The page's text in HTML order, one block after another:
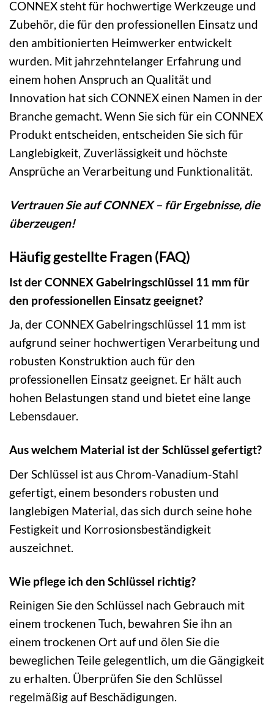
CONNEX steht für hochwertige Werkzeuge und
Zubehör, die für den professionellen Einsatz und
den ambitionierten Heimwerker entwickelt
wurden. Mit jahrzehntelanger Erfahrung und
einem hohen Anspruch an Qualität und
Innovation hat sich CONNEX einen Namen in der
Branche gemacht. Wenn Sie sich für ein CONNEX
Produkt entscheiden, entscheiden Sie sich für
Langlebigkeit, Zuverlässigkeit und höchste
Ansprüche an Verarbeitung und Funktionalität.
Vertrauen Sie auf CONNEX – für Ergebnisse, die
überzeugen!
Häufig gestellte Fragen (FAQ)
Ist der CONNEX Gabelringschlüssel 11 mm für
den professionellen Einsatz geeignet?
Ja, der CONNEX Gabelringschlüssel 11 mm ist
aufgrund seiner hochwertigen Verarbeitung und
robusten Konstruktion auch für den
professionellen Einsatz geeignet. Er hält auch
hohen Belastungen stand und bietet eine lange
Lebensdauer.
Aus welchem Material ist der Schlüssel gefertigt?
Der Schlüssel ist aus Chrom-Vanadium-Stahl
gefertigt, einem besonders robusten und
langlebigen Material, das sich durch seine hohe
Festigkeit und Korrosionsbeständigkeit
auszeichnet.
Wie pflege ich den Schlüssel richtig?
Reinigen Sie den Schlüssel nach Gebrauch mit
einem trockenen Tuch, bewahren Sie ihn an
einem trockenen Ort auf und ölen Sie die
beweglichen Teile gelegentlich, um die Gängigkeit
zu erhalten. Überprüfen Sie den Schlüssel
regelmäßig auf Beschädigungen.